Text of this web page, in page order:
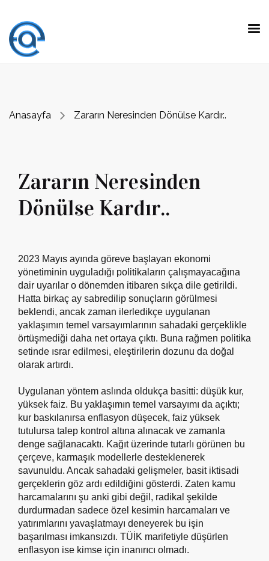
beklenen işleri yapmak değil.
yeteneklerle beklenmeyen işleri yapmaktır."
Anasayfa Zararın Neresinden Dönülse Kardır..
Zararın Neresinden
Dönülse Kardır..
2023 Mayıs ayında göreve başlayan ekonomi
yönetiminin uyguladığı politikaların çalışmayacağına
dair uyarılar o dönemden itibaren sıkça dile getirildi.
Hatta birkaç ay sabredilip sonuçların görülmesi
beklendi, ancak zaman ilerledikçe uygulanan
yaklaşımın temel varsayımlarının sahadaki gerçeklikle
örtüşmediği daha net ortaya çıktı. Buna rağmen politika
setinde ısrar edilmesi, eleştirilerin dozunu da doğal
olarak artırdı.
Uygulanan yöntem aslında oldukça basitti: düşük kur,
yüksek faiz. Bu yaklaşımın temel varsayımı da açıktı;
kur baskılanırsa enflasyon düşecek, faiz yüksek
tutulursa talep kontrol altına alınacak ve zamanla
denge sağlanacaktı. Kağıt üzerinde tutarlı görünen bu
çerçeve, karmaşık modellerle desteklenerek
savunuldu. Ancak sahadaki gelişmeler, basit iktisadi
gerçeklerin göz ardı edildiğini gösterdi. Zaten kamu
harcamalarını şu anki gibi değil, radikal şekilde
durdurmadan sadece özel kesimin harcamaları ve
yatırımlarını yavaşlatmayı deneyerek bu işin
başarılması imkansızdı. TÜİK marifetiyle düşürlen
enflasyon ise kimse için inanırıcı olmadı.